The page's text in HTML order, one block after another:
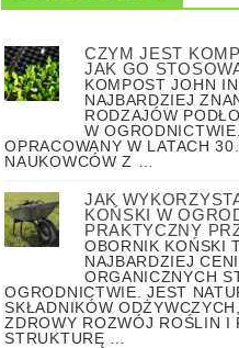
CZYM JEST
JAK GO
KOMPOST JOHN
NAJBARDZIEJ
RODZAJÓW
W
OPRACOWANY W LATACH
NAUKOWCÓW Z …
JAK
KOŃSKI W
PRAKTYCZNY
OBORNIK KOŃSKI
NAJBARDZIEJ
ORGANICZNYCH
OGRODNICTWIE. JEST
SKŁADNIKÓW
ZDROWY ROZWÓJ ROŚLIN I
STRUKTURĘ …